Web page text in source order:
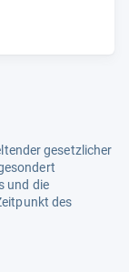
gesetzlicher
und die
des